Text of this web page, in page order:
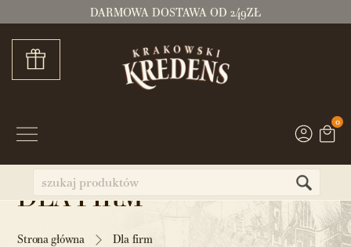
DARMOWA DOSTAWA OD 249ZŁ
0
DLA FIRM
Strona główna Dla firm